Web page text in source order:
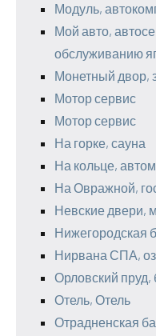
Модуль,
Мой авто,
обслуживанию
Монетный двор,
Мотор сервис
Мотор сервис
На горке, сауна
На кольце,
На Овражной,
Невские двери,
Нижегородская
Нирвана СПА,
Орловский пруд,
Отель, Отель
Отрадненская